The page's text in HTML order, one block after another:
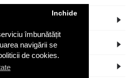
îmbunătățit
navigării se
de cookies.
Inchide